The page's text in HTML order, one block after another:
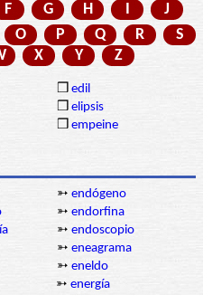
F G H I
J
O P Q R
S
X Y Z
❒ edil
❒ elipsis
❒ empeine
➳ endógeno
➳ endorfina
➳ endoscopio
➳ eneagrama
➳ eneldo
➳ energía